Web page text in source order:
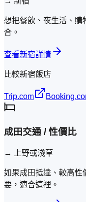
想把餐飲、夜生活、購
合。
查看新宿詳情
比較新宿飯店
Trip.com
成田交通 / 性價比
→ 上野或淺草
如果成田抵達、較高性
要，適合這裡。